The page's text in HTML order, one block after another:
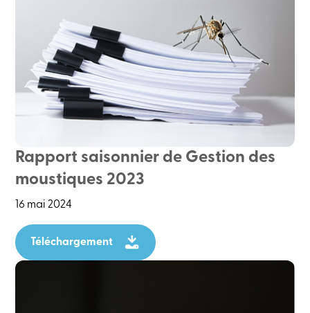
Rapport saisonnier de Gestion des
moustiques 2023
16 mai 2024
Téléchargement